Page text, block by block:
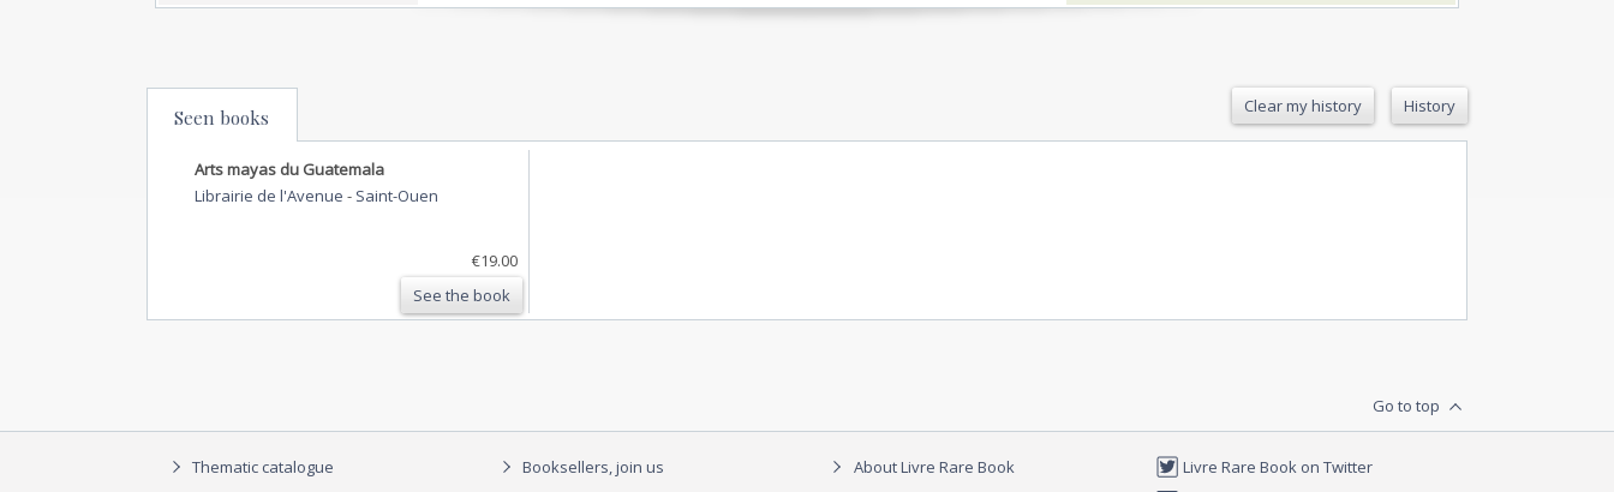
Seen books Clear my history History
Arts mayas du Guatemala
Librairie de l'Avenue - Saint-Ouen
€19.00
See the book
Go to top
Thematic catalogue
Booksellers, join us
About Livre Rare Book
Livre Rare Book on Twitter